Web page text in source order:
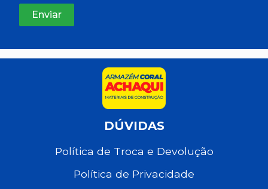
DÚVIDAS
Política de Troca e Devolução
Política de Privacidade